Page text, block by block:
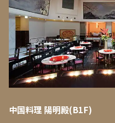
中国料理 陽明殿(B1F)